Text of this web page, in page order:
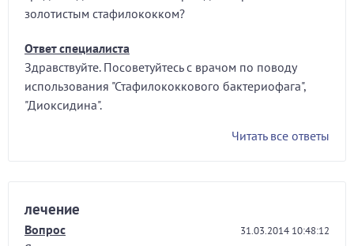
золотистым стафилококком?
Ответ специалиста
Здравствуйте. Посоветуйтесь с врачом по поводу
использования "Стафилококкового бактериофага",
"Диоксидина".
Читать все ответы
лечение
Вопрос 31.03.2014 10:48:12